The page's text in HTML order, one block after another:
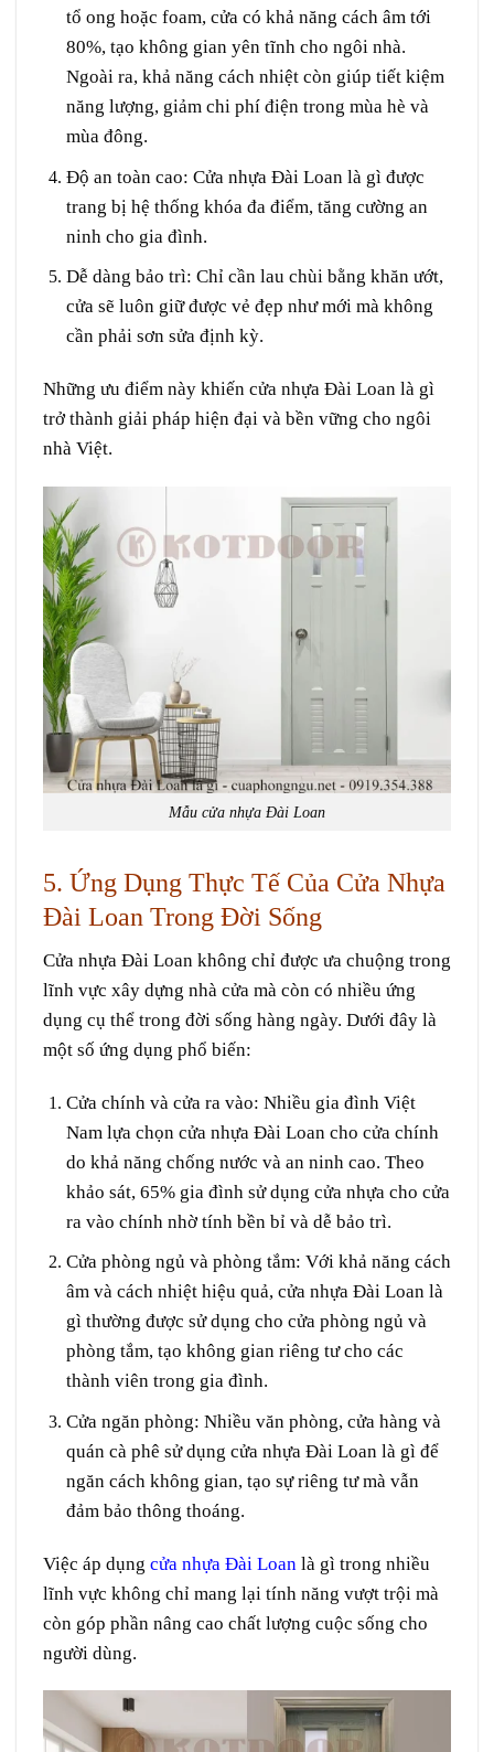
tổ ong hoặc foam, cửa có khả năng cách âm tới
80%, tạo không gian yên tĩnh cho ngôi nhà.
Ngoài ra, khả năng cách nhiệt còn giúp tiết kiệm
năng lượng, giảm chi phí điện trong mùa hè và
mùa đông.
Độ an toàn cao: Cửa nhựa Đài Loan là gì được
trang bị hệ thống khóa đa điểm, tăng cường an
ninh cho gia đình.
Dễ dàng bảo trì: Chỉ cần lau chùi bằng khăn ướt,
cửa sẽ luôn giữ được vẻ đẹp như mới mà không
cần phải sơn sửa định kỳ.
Những ưu điểm này khiến cửa nhựa Đài Loan là gì
trở thành giải pháp hiện đại và bền vững cho ngôi
nhà Việt.
Mẫu cửa nhựa Đài Loan
5. Ứng Dụng Thực Tế Của Cửa Nhựa
Đài Loan Trong Đời Sống
Cửa nhựa Đài Loan không chỉ được ưa chuộng trong
lĩnh vực xây dựng nhà cửa mà còn có nhiều ứng
dụng cụ thể trong đời sống hàng ngày. Dưới đây là
một số ứng dụng phổ biến:
Cửa chính và cửa ra vào: Nhiều gia đình Việt
Nam lựa chọn cửa nhựa Đài Loan cho cửa chính
do khả năng chống nước và an ninh cao. Theo
khảo sát, 65% gia đình sử dụng cửa nhựa cho cửa
ra vào chính nhờ tính bền bỉ và dễ bảo trì.
Cửa phòng ngủ và phòng tắm: Với khả năng cách
âm và cách nhiệt hiệu quả, cửa nhựa Đài Loan là
gì thường được sử dụng cho cửa phòng ngủ và
phòng tắm, tạo không gian riêng tư cho các
thành viên trong gia đình.
Cửa ngăn phòng: Nhiều văn phòng, cửa hàng và
quán cà phê sử dụng cửa nhựa Đài Loan là gì để
ngăn cách không gian, tạo sự riêng tư mà vẫn
đảm bảo thông thoáng.
Việc áp dụng cửa nhựa Đài Loan là gì trong nhiều
lĩnh vực không chỉ mang lại tính năng vượt trội mà
còn góp phần nâng cao chất lượng cuộc sống cho
người dùng.